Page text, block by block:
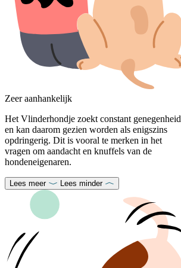
Zeer aanhankelijk
Het Vlinderhondje zoekt constant genegenheid
en kan daarom gezien worden als enigszins
opdringerig. Dit is vooral te merken in het
vragen om aandacht en knuffels van de
hondeneigenaren.
Lees meer Lees minder